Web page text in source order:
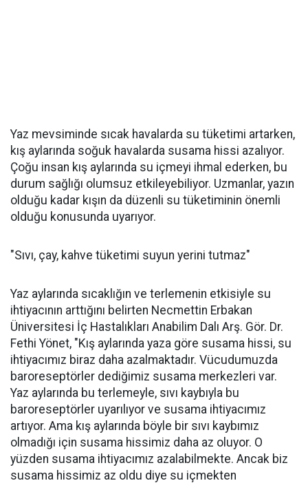
Yaz mevsiminde sıcak havalarda su tüketimi artarken,
kış aylarında soğuk havalarda susama hissi azalıyor.
Çoğu insan kış aylarında su içmeyi ihmal ederken, bu
durum sağlığı olumsuz etkileyebiliyor. Uzmanlar, yazın
olduğu kadar kışın da düzenli su tüketiminin önemli
olduğu konusunda uyarıyor.
"Sıvı, çay, kahve tüketimi suyun yerini tutmaz"
Yaz aylarında sıcaklığın ve terlemenin etkisiyle su
ihtiyacının arttığını belirten Necmettin Erbakan
Üniversitesi İç Hastalıkları Anabilim Dalı Arş. Gör. Dr.
Fethi Yönet, "Kış aylarında yaza göre susama hissi, su
ihtiyacımız biraz daha azalmaktadır. Vücudumuzda
baroreseptörler dediğimiz susama merkezleri var.
Yaz aylarında bu terlemeyle, sıvı kaybıyla bu
baroreseptörler uyarılıyor ve susama ihtiyacımız
artıyor. Ama kış aylarında böyle bir sıvı kaybımız
olmadığı için susama hissimiz daha az oluyor. O
yüzden susama ihtiyacımız azalabilmekte. Ancak biz
susama hissimiz az oldu diye su içmekten